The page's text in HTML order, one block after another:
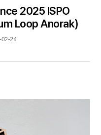
2025 ISPO
Loop Anorak)
02-24